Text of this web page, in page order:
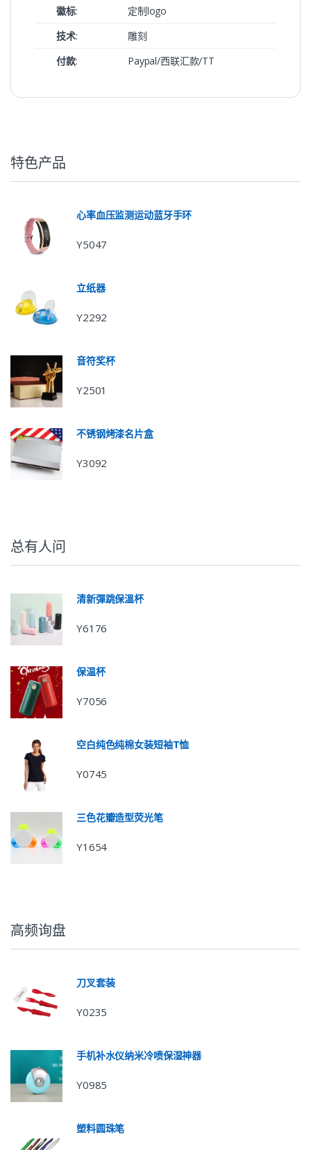
徽标:
定制logo
技术:
雕刻
付款: Paypal/西联汇款/TT
特色产品
心率血压监测运动蓝牙手环
Y5047
立纸器
Y2292
音符奖杯
Y2501
不锈钢烤漆名片盒
Y3092
总有人问
清新彈跳保溫杯
Y6176
保温杯
Y7056
空白纯色纯棉女装短袖T恤
Y0745
三色花瓣造型荧光笔
Y1654
高频询盘
刀叉套装
Y0235
手机补水仪纳米冷喷保湿神器
Y0985
塑料圆珠笔